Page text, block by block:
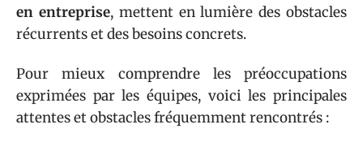
en entreprise, mettent en lumière des obstacles
récurrents et des besoins concrets.
Pour mieux comprendre les préoccupations
exprimées par les équipes, voici les principales
attentes et obstacles fréquemment rencontrés :